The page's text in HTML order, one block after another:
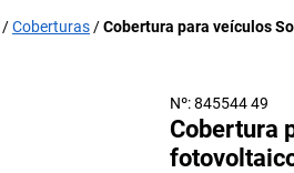
Coberturas Cobertura para veículos
Nº: 845544 49
Cobertura